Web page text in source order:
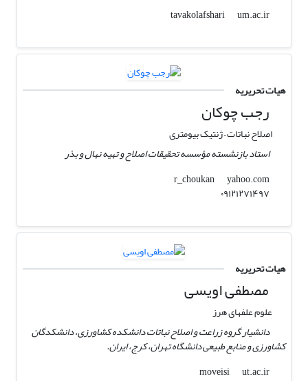
tavakolafshari
um.ac.ir
هیات تحریریه
رجب چوکان
اصلاح نباتات – ژنتیک بیومتری
استاد بازنشسته مؤسسه تحقیقات اصلاح و تھیه نھال و بذر
r_choukan
yahoo.com
هیات تحریریه
مصطفی اویسی
علوم علفهای هرز
دانشیار گروه زراعت و اصلاح نباتات دانشکده کشاورزی، دانشکدگان
کشاورزی و منابع طبیعی دانشگاه تهران، کرج، ایران.
moveisi
ut.ac.ir